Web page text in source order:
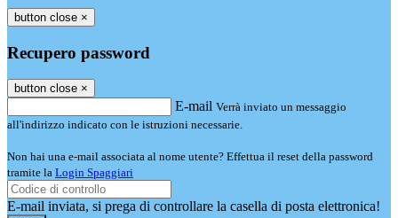
button close ×
Recupero password
button close ×
E-mail Verrà inviato un messaggio
all'indirizzo indicato con le istruzioni necessarie.
Non hai una e-mail associata al nome utente? Effettua il reset della password
tramite la Login Spaggiari
E-mail inviata, si prega di controllare la casella di posta elettronica!